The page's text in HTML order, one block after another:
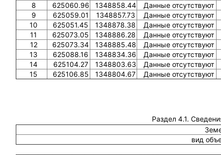
8
625060.96 1348858.44
Данные отсутствуют
9
625059.01 1348857.73
Данные отсутствуют
10
625051.45 1348878.38
Данные отсутствуют
11
625073.05 1348886.28
Данные отсутствуют
12
625073.34 1348885.48
Данные отсутствуют
13
625088.16 1348834.36
Данные отсутствуют
14
625104.27 1348803.63
Данные отсутствуют
15
625106.85 1348804.67 Данные отсутствуют
Раздел 4.1.
вид